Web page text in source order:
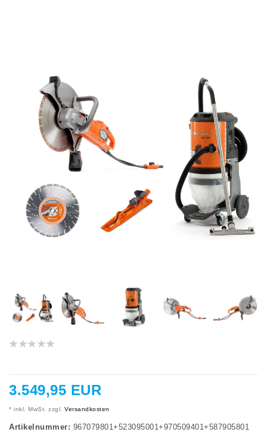
3.549,95 EUR
* inkl. MwSt. zzgl. Versandkosten
Artikelnummer: 967079801+523095001+970509401+587905801